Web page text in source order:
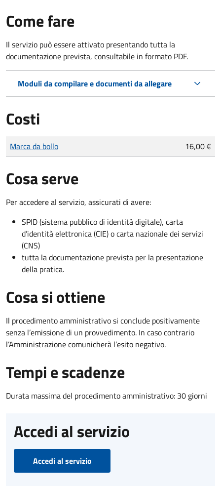
Come fare
Il servizio può essere attivato presentando tutta la
documentazione prevista, consultabile in formato PDF.
Moduli da compilare e documenti da allegare
Costi
Tipo di pagamento
Importo
Marca da bollo 16,00 €
Cosa serve
Per accedere al servizio, assicurati di avere:
SPID (sistema pubblico di identità digitale), carta
d’identità elettronica (CIE) o carta nazionale dei servizi
(CNS)
tutta la documentazione prevista per la presentazione
della pratica.
Cosa si ottiene
Il procedimento amministrativo si conclude positivamente
senza l’emissione di un provvedimento. In caso contrario
l’Amministrazione comunicherà l’esito negativo.
Tempi e scadenze
Durata massima del procedimento amministrativo: 30 giorni
Accedi al servizio
Accedi al servizio